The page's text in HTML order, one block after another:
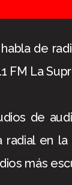
de
FM La
de
radial en
más